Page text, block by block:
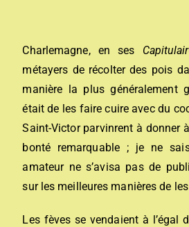
Charlemagne, en ses
métayers de récolter des pois
manière la plus généralement
était de les faire cuire avec du
Saint-Victor parvinrent à donner
bonté remarquable ; je ne
amateur ne s’avisa pas de
sur les meilleures manières de
Les fèves se vendaient à l’égal